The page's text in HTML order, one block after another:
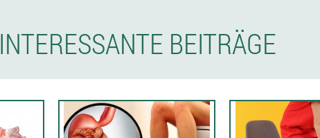
INTERESSANTE BEITRÄGE